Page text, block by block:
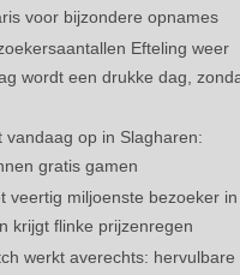
voor bijzondere opnames
Efteling weer
wordt een drukke dag,
vandaag op in Slagharen:
gratis gamen
veertig miljoenste bezoeker
krijgt flinke prijzenregen
werkt averechts: hervulbare